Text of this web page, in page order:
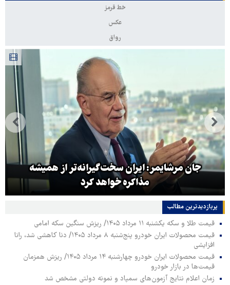
خط قرمز
عکس
رواق
جان مرشایمر: ایران سخت‌گیرانه‌تر از همیشه
مذاکره خواهد کرد
پربازدیدترین‌ مطالب
قیمت طلا و سکه یکشنبه ۱۱ مرداد ۱۴۰۵/ ریزش سنگین سکه امامی
قیمت محصولات ایران خودرو پنج‌شنبه ۸ مرداد ۱۴۰۵/ دنا کاهشی شد، رانا
افزایشی
قیمت محصولات ایران خودرو چهارشنبه ۱۴ مرداد ۱۴۰۵/ ریزش همزمان
قیمت‌ها در بازار خودرو
زمان اعلام نتایج آزمون‌های سمپاد و نمونه دولتی مشخص شد